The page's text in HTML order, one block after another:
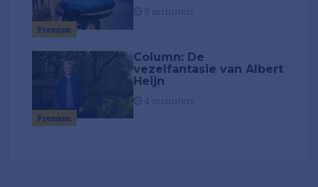
Premium
Premium
Column: De
vezelfantasie van Albert
Heijn